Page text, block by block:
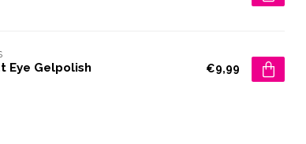
Eye Gelpolish €9,99